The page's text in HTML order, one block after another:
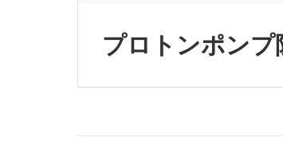
プロトンポンプ